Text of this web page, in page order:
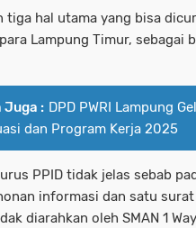
tiga hal utama yang bisa
Lampung Timur, sebagai
Juga : DPD PWRI Lampung
dan Program Kerja 2025
PPID tidak jelas sebab
informasi dan satu
diarahkan oleh SMAN 1